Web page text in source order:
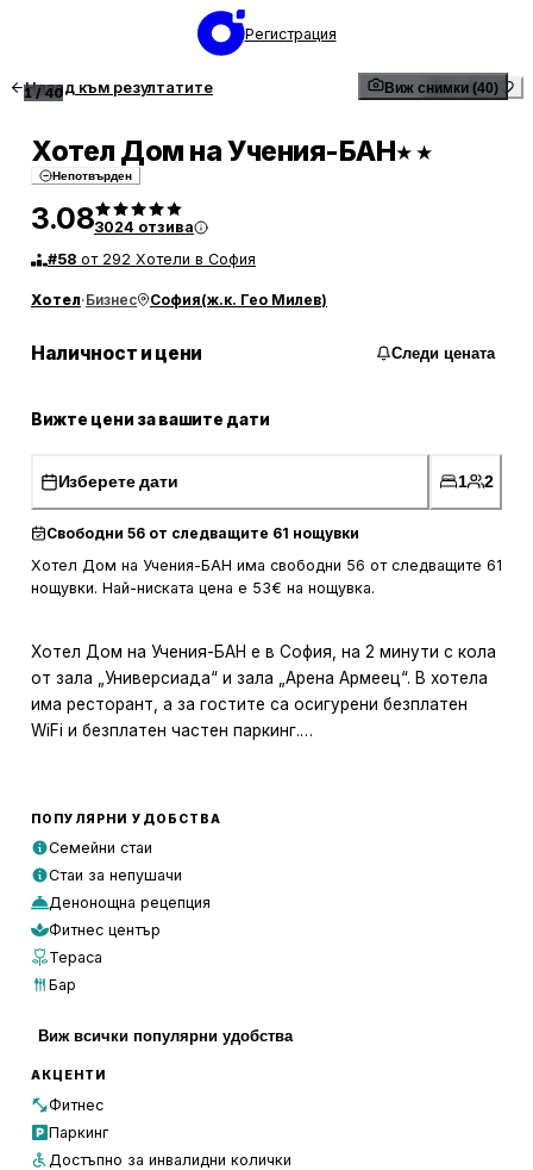
Регистрация
Назад към резултатите
1/40 Виж снимки (40)
Хотел Дом на Учения-БАН★★
Непотвърден
3.083024 отзива
#58 от 292 Хотели в София
Хотел·Бизнес София(ж.к. Гео Милев)
Наличност и цени Следи цената
Вижте цени за вашите дати
Изберете дати 1 2
Свободни 56 от следващите 61 нощувки
Хотел Дом на Учения-БАН има свободни 56 от следващите 61
нощувки. Най-ниската цена е 53€ на нощувка.
Хотел Дом на Учения-БАН е в София, на 2 минути с кола
от зала „Универсиада“ и зала „Арена Армеец“. В хотела
има ресторант, а за гостите са осигурени безплатен
WiFi и безплатен частен паркинг.
принадлежности.
Сред удобствата са денонощна рецепция, тераса и
тихa градина за почивка. На разположение има и
помещение за съхранение на багаж, а перални и
гладачни услуги се предлагат срещу отделна такса.
Най-близката автобусна спирка „Плиска“ е на 5 минути
пеша, а търговски център се намира само на 100 м.
Хотелът е на 10 минути с кола от летище София, а
гарата и автогарата са на 15 минути с кола.
ПОПУЛЯРНИ УДОБСТВА
Семейни стаи
Стаи за непушачи
Денонощна рецепция
Фитнес център
Тераса
Бар
Виж всички популярни удобства
АКЦЕНТИ
Фитнес
Паркинг
Достъпно за инвалидни колички